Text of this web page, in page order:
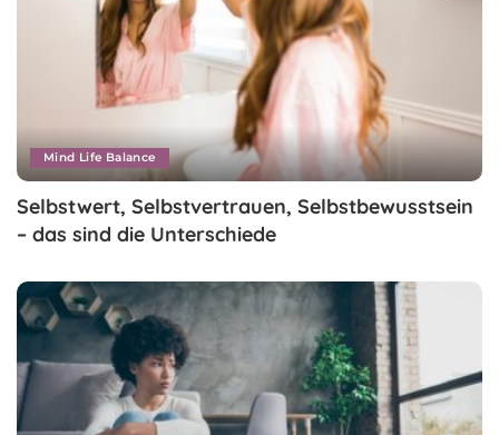
Mind Life Balance
Selbstwert, Selbstvertrauen, Selbstbewusstsein
– das sind die Unterschiede